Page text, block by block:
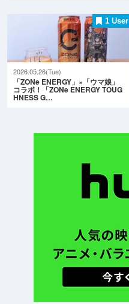
1 User
2026.05.26(Tue)
「ZONe ENERGY」×「ウマ娘」
コラボ！「ZONe ENERGY TOUG
HNESS G…